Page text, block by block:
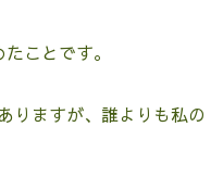
ことです。
りますが、誰よりも私の